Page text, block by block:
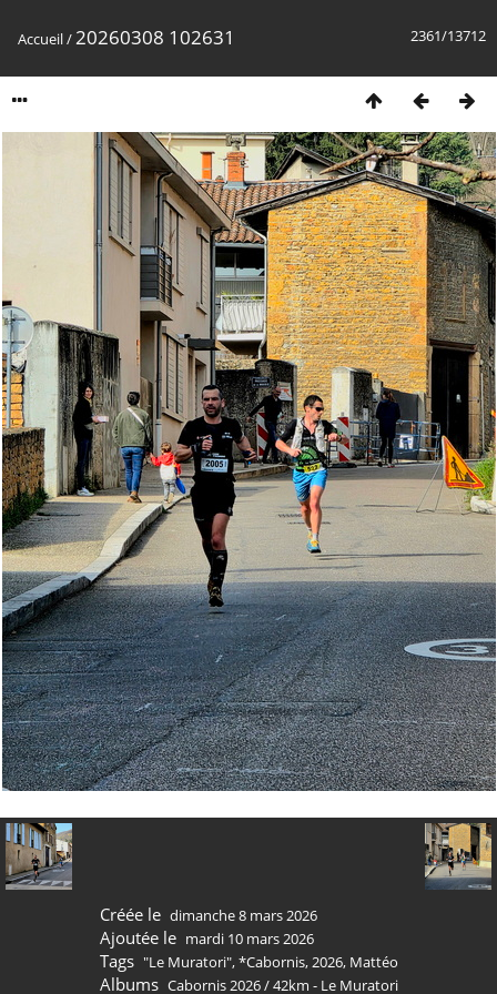
2361/13712
Accueil/20260308 102631
Créée le dimanche 8 mars 2026
Ajoutée le mardi 10 mars 2026
Tags "Le Muratori",*Cabornis,2026, Mattéo
Albums Cabornis 2026/42km - Le Muratori